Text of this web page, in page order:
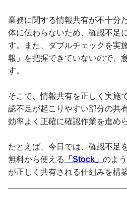
業務に関する情報共有が不十分
体に伝わらないため、確認不足
す。また、ダブルチェックを実
報」を把握できていないので、
す。
そこで、情報共有を正しく実施
認不足が起こりやすい部分の共
効率よく正確に確認作業を進め
たとえば、今日では、確認不足
無料から使える
「Stock」 のよ
が正しく共有される仕組みを構